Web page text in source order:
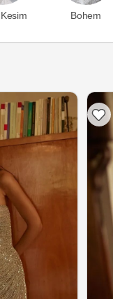
Bohem